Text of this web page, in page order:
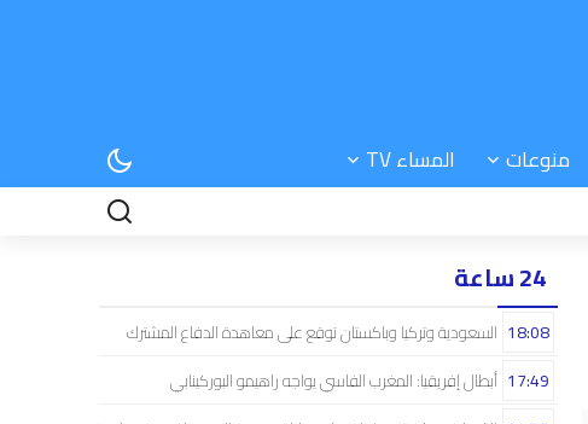
منوعات المساء TV
24 ساعة
السعودية وتركيا وباكستان توقع على معاهدة الدفاع المشترك 18:08
أبطال إفريقيا: المغرب الفاسي يواجه راهيمو البوركينابي 17:49